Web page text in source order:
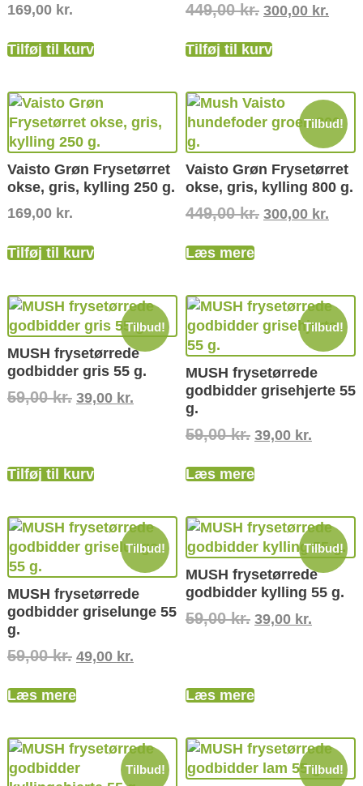
169,00 kr.
Tilføj til kurv
449,00kr. 300,00 kr.
Tilføj til kurv
Vaisto Grøn Frysetørret
okse, gris, kylling 250 g.
169,00 kr.
Tilføj til kurv
Tilbud!
Vaisto Grøn Frysetørret
okse, gris, kylling 800 g.
449,00kr. 300,00 kr.
Læs mere
Tilbud!
MUSH frysetørrede
godbidder gris 55 g.
59,00kr. 39,00 kr.
Tilføj til kurv
Tilbud!
MUSH frysetørrede
godbidder grisehjerte 55
g.
59,00kr. 39,00 kr.
Læs mere
Tilbud!
MUSH frysetørrede
godbidder griselunge 55
g.
59,00kr. 49,00 kr.
Læs mere
Tilbud!
MUSH frysetørrede
godbidder kylling 55 g.
59,00kr. 39,00 kr.
Læs mere
Tilbud! Tilbud!